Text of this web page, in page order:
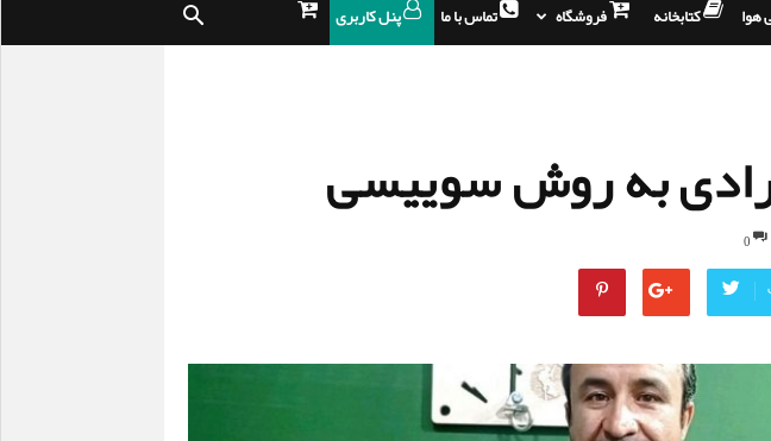
هوا کتابخانه فروشگاه تماس با ما پنل کاربری
به روش سوییسی
0